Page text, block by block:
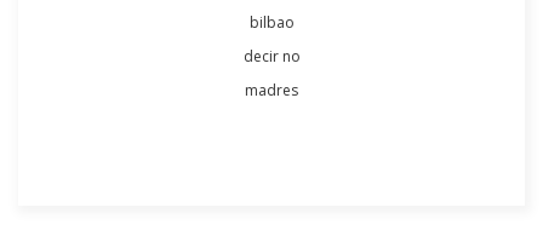
bilbao
decir no
madres